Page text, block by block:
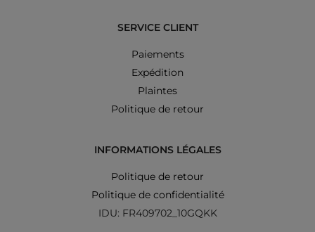
SERVICE CLIENT
Paiements
Expédition
Plaintes
Politique de retour
INFORMATIONS LÉGALES
Politique de retour
Politique de confidentialité
IDU: FR409702_10GQKK